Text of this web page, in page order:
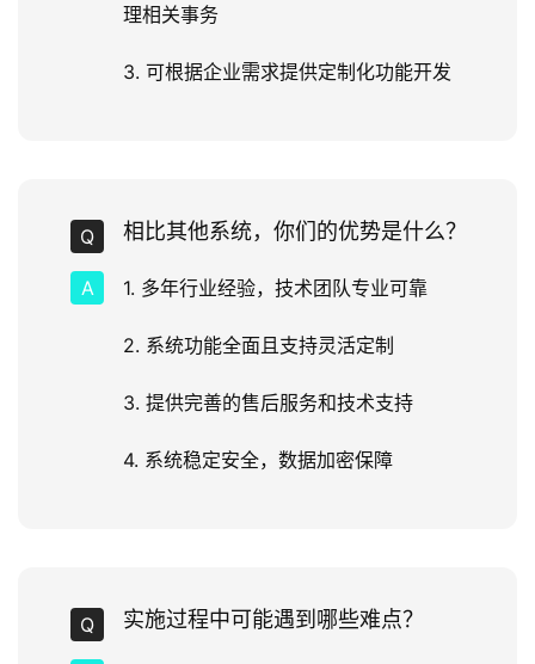
理相关事务
3. 可根据企业需求提供定制化功能开发
相比其他系统，你们的优势是什么？
1. 多年行业经验，技术团队专业可靠
2. 系统功能全面且支持灵活定制
3. 提供完善的售后服务和技术支持
4. 系统稳定安全，数据加密保障
实施过程中可能遇到哪些难点？